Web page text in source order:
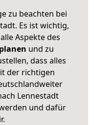
zu beachten bei
Es ist wichtig,
Aspekte des
planen und zu
dass alles
der richtigen
Lennestadt
und dafür